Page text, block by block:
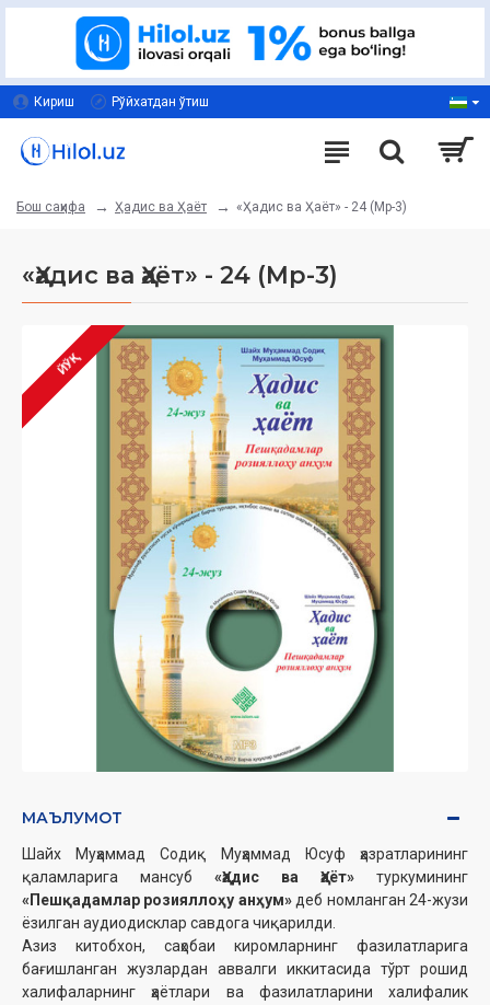
Кириш Рўйхатдан ўтиш
Бош саҳифа Ҳадис ва Ҳаёт «Ҳадис ва Ҳаёт» - 24 (Мp-3)
«Ҳадис ва Ҳаёт» - 24 (Мp-3)
ЙЎҚ
МАЪЛУМОТ
Шайх Муҳаммад Содиқ Муҳаммад Юсуф ҳазратларининг
қаламларига мансуб «Ҳадис ва Ҳаёт» туркумининг
«Пешқадамлар розияллоҳу анҳум»деб номланган 24-жузи
ёзилган аудиодисклар савдога чиқарилди.
Азиз китобхон, саҳобаи киромларнинг фазилатларига
бағишланган жузлардан аввалги иккитасида тўрт рошид
халифаларнинг ҳаётлари ва фазилатларини халифалик